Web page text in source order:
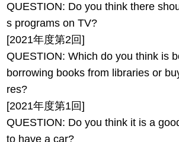
QUESTION: Do you think there
s programs on TV?
[2021年度第2回]
QUESTION: Which do you think is
borrowing books from libraries or
res?
[2021年度第1回]
QUESTION: Do you think it is a
to have a car?